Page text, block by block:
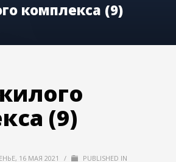
комплекса (9)
(9)
16 МАЯ 2021 / PUBLISHED IN